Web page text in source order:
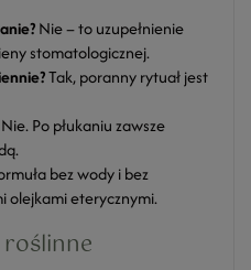
Nie – to uzupełnienie
stomatologicznej.
Tak, poranny rytuał jest
Nie. Po płukaniu zawsze
bez wody i bez
olejkami eterycznymi.
roślinne